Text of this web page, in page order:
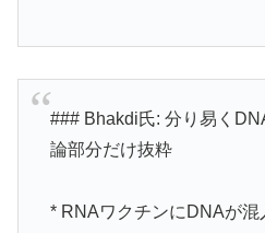
### Bhakdi氏: 分り易く
論部分だけ抜粋
* RNAワクチンにDNAが